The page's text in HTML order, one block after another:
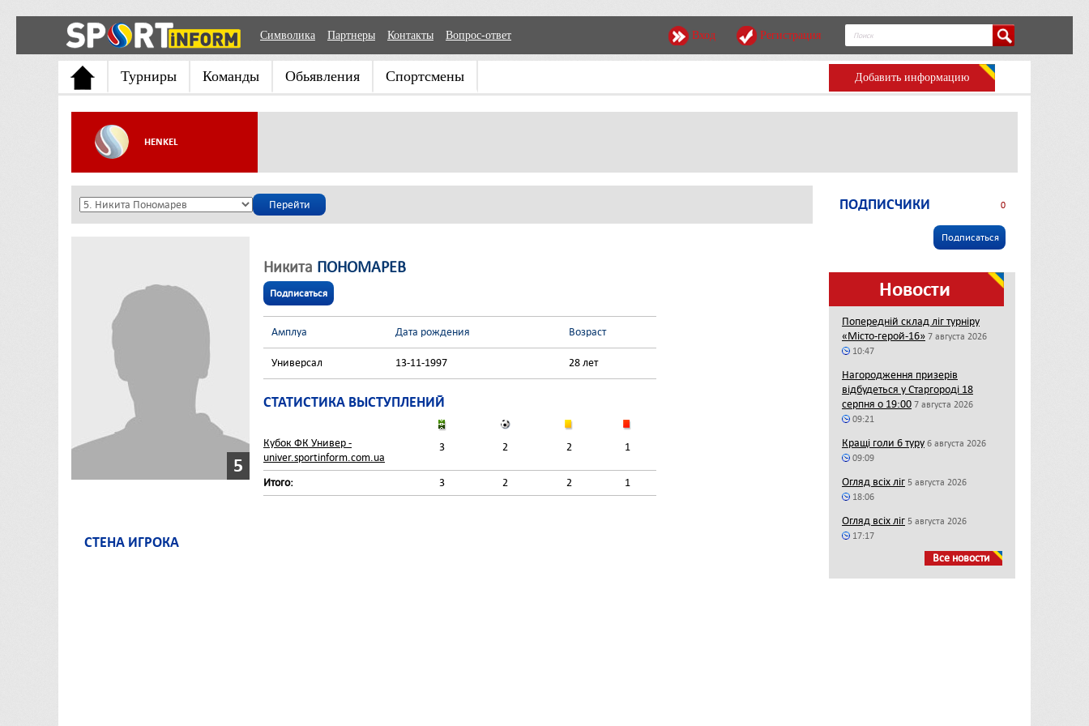
Символика Партнеры Контакты Вопрос-ответ Вход Регистрация
Турниры Команды Обьявления Спортсмены Добавить информацию
HENKEL
5
Никита ПОНОМАРЕВ
Подписаться
Амплуа Дата рождения Возраст
Универсал 13-11-1997 28 лет
СТАТИСТИКА ВЫСТУПЛЕНИЙ
Кубок ФК Универ -
univer.sportinform.com.ua
3 2 2 1
Итого: 3 2 2 1
СТЕНА ИГРОКА
ПОДПИСЧИКИ 0
Подписаться
Новости
Попередній склад ліг турніру
«Місто-герой-16» 7 августа 2026
10:47
Нагородження призерів
відбудеться у Старгороді 18
серпня о 19:00 7 августа 2026
09:21
Кращі голи 6 туру 6 августа 2026
09:09
Огляд всіх ліг 5 августа 2026
18:06
Огляд всіх ліг 5 августа 2026
17:17
Все новости